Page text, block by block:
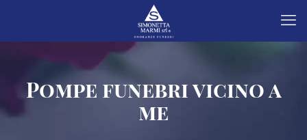
Pompe funebri vicino a
me